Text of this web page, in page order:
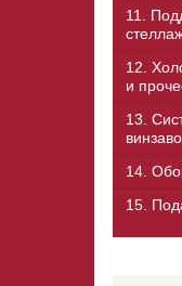
11.
12.
и
13.
14.
15.